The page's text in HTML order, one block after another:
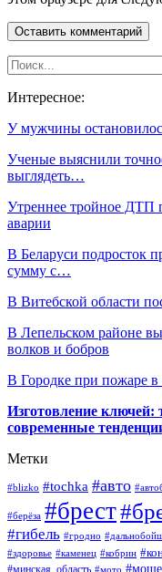
Интересное:
У мужчины
Ученые выяснили
выглядеть…
Утреннее тройное ДТП
аварии
В Беларуси подросток
сумму с…
В Витебской области
В Лепельском районе
волков и бобров
В Городке при пожаре
Изготовление ключей:
современные
Метки
#blizko #tochka #авто
#берёза #брест
#гибель #гродно
#здоровье #каменец #кобрин
#минская_область #мото